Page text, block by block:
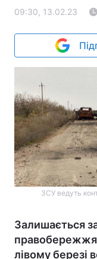
09:30, 13.02.23
ЗСУ ведуть
Залишається
лівому березі